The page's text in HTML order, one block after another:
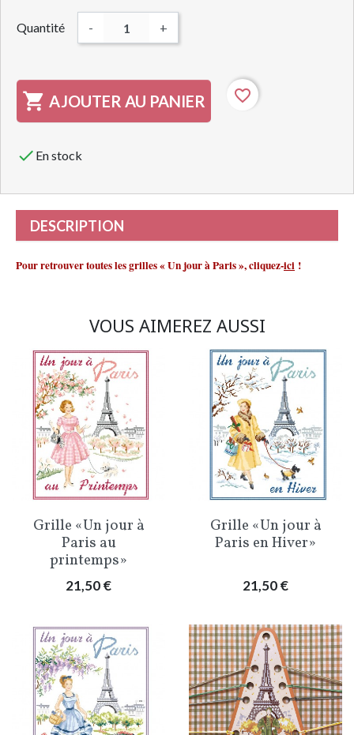
Quantité - +
 AJOUTER AU PANIER favorite_border
 En stock
DESCRIPTION
Pour retrouver toutes les grilles « Un jour à Paris »,cliquez-ici !
VOUS AIMEREZ AUSSI
Grille «Un jour à
Paris au
printemps»
Prix
21,50 €
Grille «Un jour à
Paris en Hiver»
Prix
21,50 €